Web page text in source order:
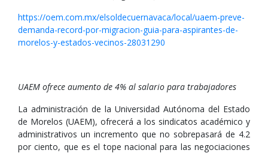
https://oem.com.mx/elsoldecuernavaca/local/uaem-preve-
demanda-record-por-migracion-guia-para-aspirantes-de-
morelos-y-estados-vecinos-28031290
UAEM ofrece aumento de 4% al salario para trabajadores
La administración de la Universidad Autónoma del Estado
de Morelos (UAEM), ofrecerá a los sindicatos académico y
administrativos un incremento que no sobrepasará de 4.2
por ciento, que es el tope nacional para las negociaciones